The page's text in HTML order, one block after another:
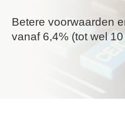
Betere voorwaarden
vanaf 6,4% (tot wel